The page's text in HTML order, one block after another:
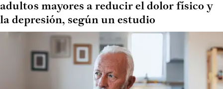
adultos mayores a reducir el dolor físico y
la depresión, según un estudio